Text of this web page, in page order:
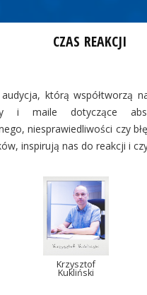
CZAS REAKCJI
którą współtworzą
i maile dotyczące
niesprawiedliwości czy
inspirują nas do reakcji i
Krzysztof
Kukliński